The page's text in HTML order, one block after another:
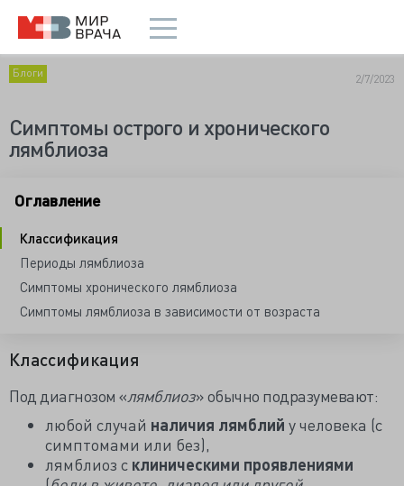
Блоги 2/7/2023
Симптомы острого и хронического
лямблиоза
Оглавление
Классификация
Периоды лямблиоза
Симптомы хронического лямблиоза
Симптомы лямблиоза в зависимости от возраста
Классификация
Под диагнозом «лямблиоз» обычно подразумевают:
любой случай наличия лямблий у человека (с
симптомами или без),
лямблиоз с клиническими проявлениями